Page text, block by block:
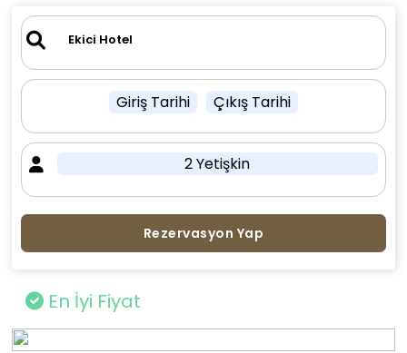
Giriş Tarihi Çıkış Tarihi
2 Yetişkin
Rezervasyon Yap
En İyi Fiyat